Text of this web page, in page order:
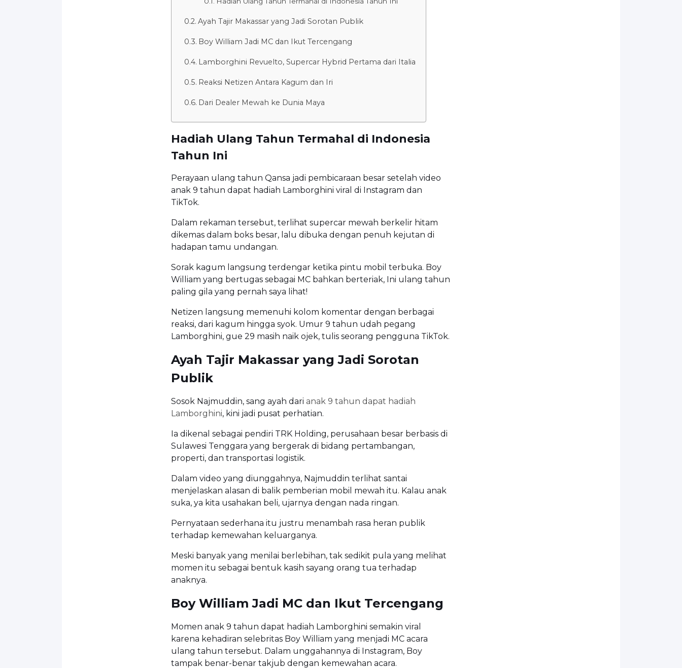
Ayah Tajir Makassar yang Jadi Sorotan Publik
Boy William Jadi MC dan Ikut Tercengang
Lamborghini Revuelto, Supercar Hybrid Pertama dari Italia
Reaksi Netizen Antara Kagum dan Iri
Dari Dealer Mewah ke Dunia Maya
Hadiah Ulang Tahun Termahal di Indonesia
Tahun Ini
Perayaan ulang tahun Qansa jadi pembicaraan besar setelah video
anak 9 tahun dapat hadiah Lamborghini viral di Instagram dan
TikTok.
Dalam rekaman tersebut, terlihat supercar mewah berkelir hitam
dikemas dalam boks besar, lalu dibuka dengan penuh kejutan di
hadapan tamu undangan.
Sorak kagum langsung terdengar ketika pintu mobil terbuka. Boy
William yang bertugas sebagai MC bahkan berteriak, Ini ulang tahun
paling gila yang pernah saya lihat!
Netizen langsung memenuhi kolom komentar dengan berbagai
reaksi, dari kagum hingga syok. Umur 9 tahun udah pegang
Lamborghini, gue 29 masih naik ojek, tulis seorang pengguna TikTok.
Ayah Tajir Makassar yang Jadi Sorotan
Publik
Sosok Najmuddin, sang ayah dari anak 9 tahun dapat hadiah
Lamborghini, kini jadi pusat perhatian.
Ia dikenal sebagai pendiri TRK Holding, perusahaan besar berbasis di
Sulawesi Tenggara yang bergerak di bidang pertambangan,
properti, dan transportasi logistik.
Dalam video yang diunggahnya, Najmuddin terlihat santai
menjelaskan alasan di balik pemberian mobil mewah itu. Kalau anak
suka, ya kita usahakan beli, ujarnya dengan nada ringan.
Pernyataan sederhana itu justru menambah rasa heran publik
terhadap kemewahan keluarganya.
Meski banyak yang menilai berlebihan, tak sedikit pula yang melihat
momen itu sebagai bentuk kasih sayang orang tua terhadap
anaknya.
Boy William Jadi MC dan Ikut Tercengang
Momen anak 9 tahun dapat hadiah Lamborghini semakin viral
karena kehadiran selebritas Boy William yang menjadi MC acara
ulang tahun tersebut. Dalam unggahannya di Instagram, Boy
tampak benar-benar takjub dengan kemewahan acara.